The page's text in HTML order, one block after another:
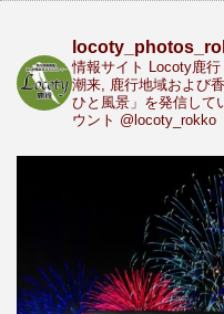
情報サイト Locoty鹿
潮来, 鹿行地域および
ひと風景」を発信して
ウント @locoty_rokko